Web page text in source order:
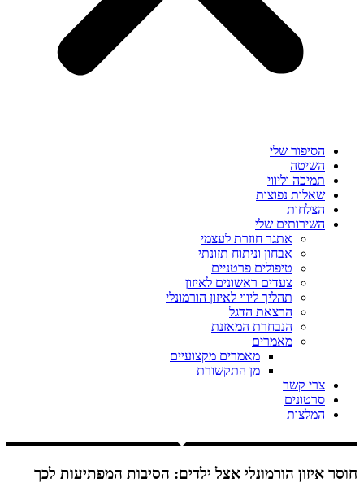
הסיפור שלי
השיטה
תמיכה וליווי
שאלות נפוצות
הצלחות
השירותים שלי
אתגר חוזרת לעצמי
אבחון וניתוח תזונתי
טיפולים פרטניים
צעדים ראשונים לאיזון
תהליך ליווי לאיזון הורמונלי
הרצאת הדגל
הנבחרת המאזנת
מאמרים
מאמרים מקצועיים
מן התקשורת
צרי קשר
סרטונים
המלצות
חוסר איזון הורמונלי אצל ילדים: הסיבות המפתיעות לכך